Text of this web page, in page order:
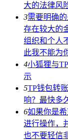
大的法律风
3需要明确
存在较大的
组织和个人
此我不能为
4小狐狸与
示
5TP钱包转
响？最快多
6如果你是
进行操作，
也不要轻信